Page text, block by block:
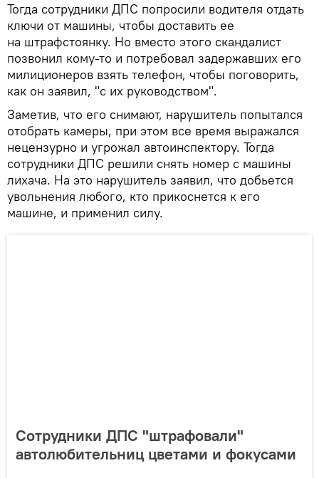
Тогда сотрудники ДПС попросили водителя отдать
ключи от машины, чтобы доставить ее
на штрафстоянку. Но вместо этого скандалист
позвонил кому-то и потребовал задержавших его
милиционеров взять телефон, чтобы поговорить,
как он заявил, "с их руководством".
Заметив, что его снимают, нарушитель попытался
отобрать камеры, при этом все время выражался
нецензурно и угрожал автоинспектору. Тогда
сотрудники ДПС решили снять номер с машины
лихача. На это нарушитель заявил, что добьется
увольнения любого, кто прикоснется к его
машине, и применил силу.
Сотрудники ДПС "штрафовали"
автолюбительниц цветами и фокусами